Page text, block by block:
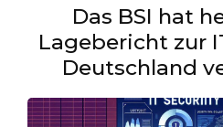
Das BSI hat
Lagebericht zur
Deutschland